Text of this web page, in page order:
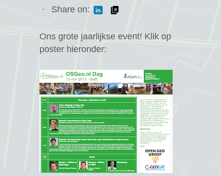
·
Share on:
Ons grote jaarlijkse event! Klik op
poster hieronder: